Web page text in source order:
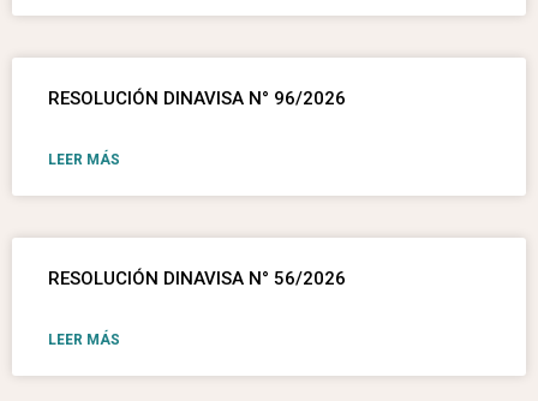
RESOLUCIÓN DINAVISA N° 96/2026
LEER MÁS
RESOLUCIÓN DINAVISA N° 56/2026
LEER MÁS